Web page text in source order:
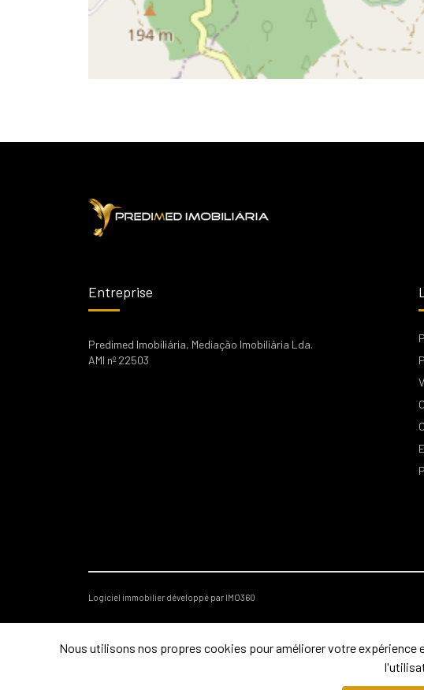
Entreprise
Predimed Imobiliária, Mediação Imobiliária Lda.
AMI nº 22503
Logiciel immobilier développé par IMO360
Nous utilisons nos propres cookies pour améliorer votre expérience